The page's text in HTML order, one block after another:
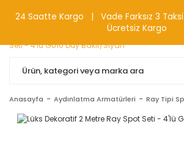
0(212) 240 87 88
Anasayfa Aydınlatma Armatürleri Ray Tipi
24 Saatte Kargo | Vade Farksız 3
Ücretsiz Kargo